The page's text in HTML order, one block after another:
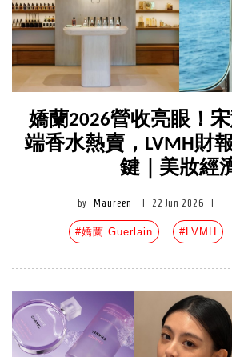
嬌蘭2026營收亮眼！
端香水熱賣，LVMH財
鍵｜美妝經
by Maureen 22 Jun 2026
#嬌蘭 Guerlain #LVMH